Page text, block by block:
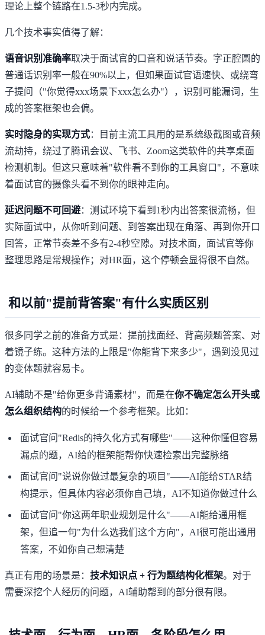
理论上整个链路在1.5-3秒内完成。
几个技术事实值得了解：
语音识别准确率取决于面试官的口音和说话节奏。字正腔圆的
普通话识别率一般在90%以上，但如果面试官语速快、或绕弯
子提问（"你觉得xxx场景下xxx怎么办"），识别可能漏词，生
成的答案框架也会偏。
实时隐身的实现方式：目前主流工具用的是系统级截图或音频
流劫持，绕过了腾讯会议、飞书、Zoom这类软件的共享桌面
检测机制。但这只意味着"软件看不到你的工具窗口"，不意味
着面试官的摄像头看不到你的眼神走向。
延迟问题不可回避：测试环境下看到1秒内出答案很流畅，但
实际面试中，从你听到问题、到答案出现在角落、再到你开口
回答，正常节奏差不多有2-4秒空隙。对技术面，面试官等你
整理思路是常规操作；对HR面，这个停顿会显得很不自然。
和以前"提前背答案"有什么实质区别
很多同学之前的准备方式是：提前找面经、背高频题答案、对
着镜子练。这种方法的上限是"你能背下来多少"，遇到没见过
的变体题就容易卡。
AI辅助不是"给你更多背诵素材"，而是在你不确定怎么开头或
怎么组织结构的时候给一个参考框架。比如：
面试官问"Redis的持久化方式有哪些"——这种你懂但容易
漏点的题，AI给的框架能帮你快速检索出完整脉络
面试官问"说说你做过最复杂的项目"——AI能给STAR结
构提示，但具体内容必须你自己填，AI不知道你做过什么
面试官问"你这两年职业规划是什么"——AI能给通用框
架，但追一句"为什么选我们这个方向"，AI很可能出通用
答案，不如你自己想清楚
真正有用的场景是： 技术知识点 + 行为题结构化框架。对于
需要深挖个人经历的问题，AI辅助帮到的部分很有限。